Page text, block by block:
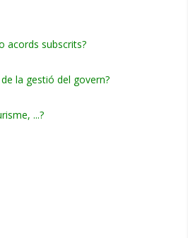
acords subscrits?
la gestió del govern?
...?